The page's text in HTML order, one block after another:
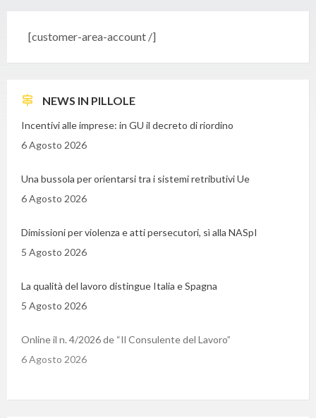
[customer-area-account /]
NEWS IN PILLOLE
Incentivi alle imprese: in GU il decreto di riordino
6 Agosto 2026
Una bussola per orientarsi tra i sistemi retributivi Ue
6 Agosto 2026
Dimissioni per violenza e atti persecutori, sì alla NASpI
5 Agosto 2026
La qualità del lavoro distingue Italia e Spagna
5 Agosto 2026
Online il n. 4/2026 de “Il Consulente del Lavoro”
6 Agosto 2026